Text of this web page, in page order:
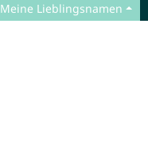
Meine Lieblingsnamen